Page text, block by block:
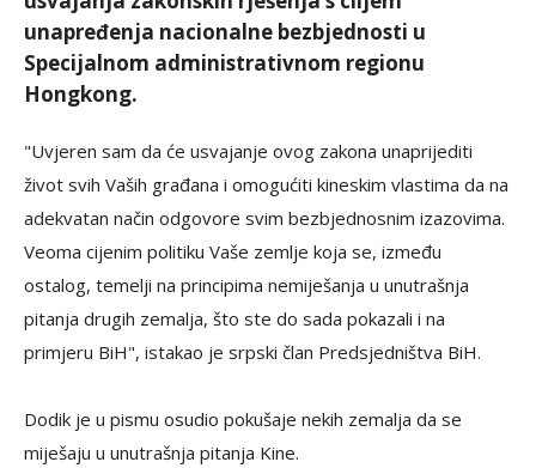
unapređenja nacionalne bezbjednosti u
Specijalnom administrativnom regionu
Hongkong.
"Uvjeren sam da će usvajanje ovog zakona unaprijediti
život svih Vaših građana i omogućiti kineskim vlastima da na
adekvatan način odgovore svim bezbjednosnim izazovima.
Veoma cijenim politiku Vaše zemlje koja se, između
ostalog, temelji na principima nemiješanja u unutrašnja
pitanja drugih zemalja, što ste do sada pokazali i na
primjeru BiH", istakao je srpski član Predsjedništva BiH.
Dodik je u pismu osudio pokušaje nekih zemalja da se
miješaju u unutrašnja pitanja Kine.